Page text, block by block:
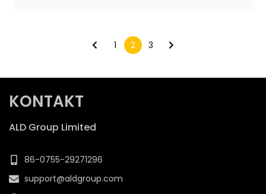
pagination
1 2 3
KONTAKT
ALD Group Limited
86-0755-29271296
support@aldgroup.com